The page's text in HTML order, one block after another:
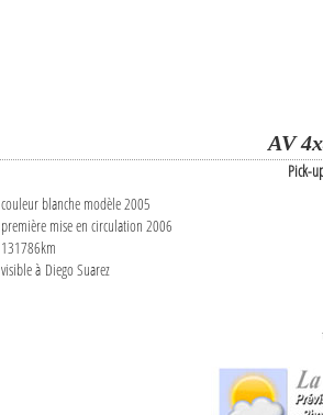
AV
Pick-
couleur blanche modèle 2005
première mise en circulation 2006
131786km
visible à Diego Suarez